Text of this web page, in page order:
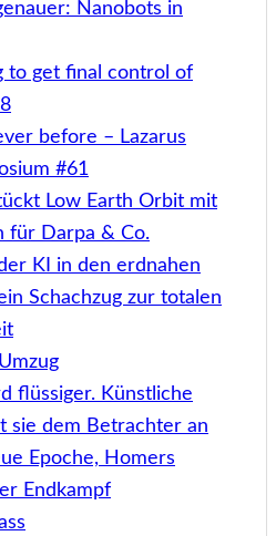
Nanobots in
to get final control of
before – Lazarus
#61
Low Earth Orbit mit
für Darpa & Co.
KI in den erdnahen
Schachzug zur totalen
flüssiger. Künstliche
sie dem Betrachter an
Epoche, Homers
Endkampf